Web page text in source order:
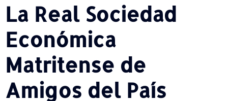
La Real Sociedad
Económica
Matritense de
Amigos del País